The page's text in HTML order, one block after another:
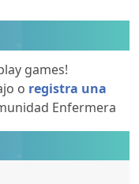
games!
o registra una
Enfermera